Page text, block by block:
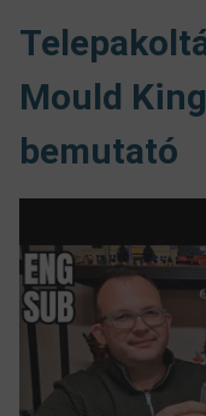
Mould
bemutató